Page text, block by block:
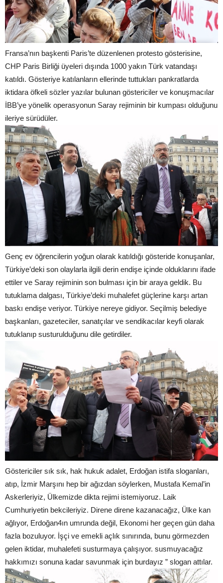
Fransa’nın başkenti Paris’te düzenlenen protesto gösterisine,
CHP Paris Birliği üyeleri dışında 1000 yakın Türk vatandaşı
katıldı. Gösteriye katılanların ellerinde tuttukları pankratlarda
iktidara öfkeli sözler yazılar bulunan göstericiler ve konuşmacılar
İBB’ye yönelik operasyonun Saray rejiminin bir kumpası olduğunu
ileriye sürüdüler.
Genç ev öğrencilerin yoğun olarak katıldığı gösteride konuşanlar,
Türkiye’deki son olaylarla ilgili derin endişe içinde olduklarını ifade
ettiler ve Saray rejiminin son bulması için bir araya geldik. Bu
tutuklama dalgası, Türkiye’deki muhalefet güçlerine karşı artan
baskı endişe veriyor. Türkiye nereye gidiyor. Seçilmiş belediye
başkanları, gazeteciler, sanatçılar ve sendikacılar keyfi olarak
tutuklanıp susturulduğunu dile getirdiler.
Göstericiler sık sık, hak hukuk adalet, Erdoğan istifa sloganları,
atıp, İzmir Marşını hep bir ağızdan söylerken, Mustafa Kemal’in
Askerleriyiz, Ülkemizde dikta rejimi istemiyoruz. Laik
Cumhuriyetin bekcileriyiz. Direne direne kazanacağız, Ülke kan
ağlıyor, Erdoğan4ın umrunda değil, Ekonomi her geçen gün daha
fazla bozuluyor. İşçi ve emekli açlık sınırında, bunu görmezden
gelen iktidar, muhalefeti susturmaya çalışıyor. susmuyacağız
hakkımızı sonuna kadar savunmak için burdayız ” slogan attılar.